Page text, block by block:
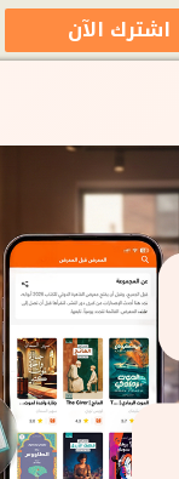
اشترك الآن